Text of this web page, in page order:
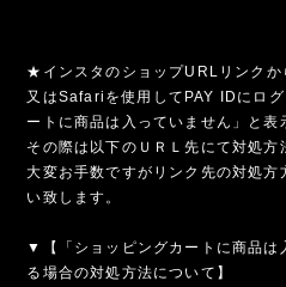
★インスタのショップURLリンクか
又はSafariを使用してPAY IDにロ
ートに商品は入っていません」と表
その際は以下のＵＲＬ先にて対処方
大変お手数ですがリンク先の対処
い致します。
▼【「ショッピングカートに商品は
る場合の対処方法について】